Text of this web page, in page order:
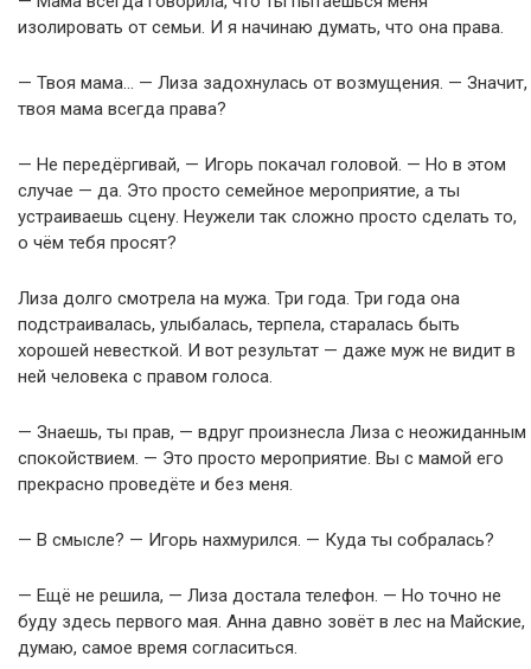
изолировать от семьи. И я начинаю думать, что она права.
— Твоя мама… — Лиза задохнулась от возмущения. — Значит,
твоя мама всегда права?
— Не передёргивай, — Игорь покачал головой. — Но в этом
случае — да. Это просто семейное мероприятие, а ты
устраиваешь сцену. Неужели так сложно просто сделать то,
о чём тебя просят?
Лиза долго смотрела на мужа. Три года. Три года она
подстраивалась, улыбалась, терпела, старалась быть
хорошей невесткой. И вот результат — даже муж не видит в
ней человека с правом голоса.
— Знаешь, ты прав, — вдруг произнесла Лиза с неожиданным
спокойствием. — Это просто мероприятие. Вы с мамой его
прекрасно проведёте и без меня.
— В смысле? — Игорь нахмурился. — Куда ты собралась?
— Ещё не решила, — Лиза достала телефон. — Но точно не
буду здесь первого мая. Анна давно зовёт в лес на Майские,
думаю, самое время согласиться.